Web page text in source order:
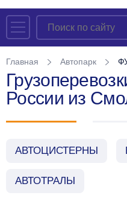
Главная Автопарк
России из
АВТОЦИСТЕРНЫ
АВТОТРАЛЫ